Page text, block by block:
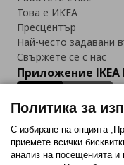
Това е ИКЕА
Пресцентър
Най-често задавани
Свържете се с нас
Приложение IKEA
Последвайте ни:
Политика за
С избиране на опцията
приемете всички
анализ на посещенията и